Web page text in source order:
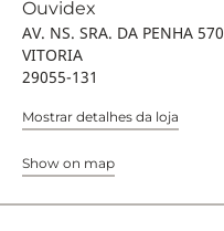
Ouvidex
AV. NS. SRA. DA PENHA 570
VITORIA
29055-131
Mostrar detalhes da loja
Show on map